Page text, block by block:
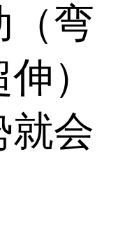
（弯
）
就会